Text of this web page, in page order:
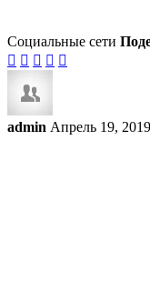
Социальные сети
    
admin Апрель 19,